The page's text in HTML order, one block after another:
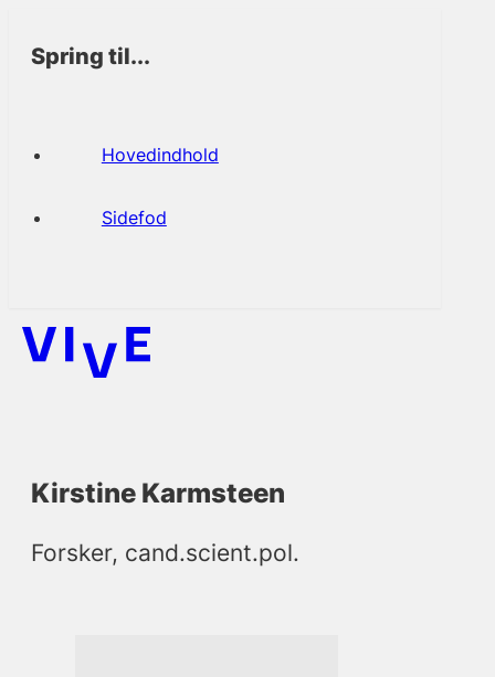
Spring til...
Hovedindhold
Sidefod
Kirstine Karmsteen
Forsker, cand.scient.pol.